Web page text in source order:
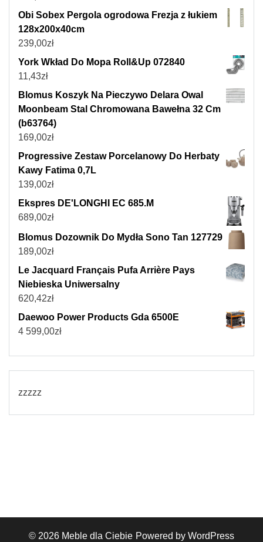
Obi Sobex Pergola ogrodowa Frezja z łukiem
128x200x40cm
239,00zł
York Wkład Do Mopa Roll&Up 072840
11,43zł
Blomus Koszyk Na Pieczywo Delara Owal
Moonbeam Stal Chromowana Bawełna 32 Cm
(b63764)
169,00zł
Progressive Zestaw Porcelanowy Do Herbaty
Kawy Fatima 0,7L
139,00zł
Ekspres DE'LONGHI EC 685.M
689,00zł
Blomus Dozownik Do Mydła Sono Tan 127729
189,00zł
Le Jacquard Français Pufa Arrière Pays
Niebieska Uniwersalny
620,42zł
Daewoo Power Products Gda 6500E
4 599,00zł
zzzzz
© 2026 Meble dla Ciebie Powered by WordPress